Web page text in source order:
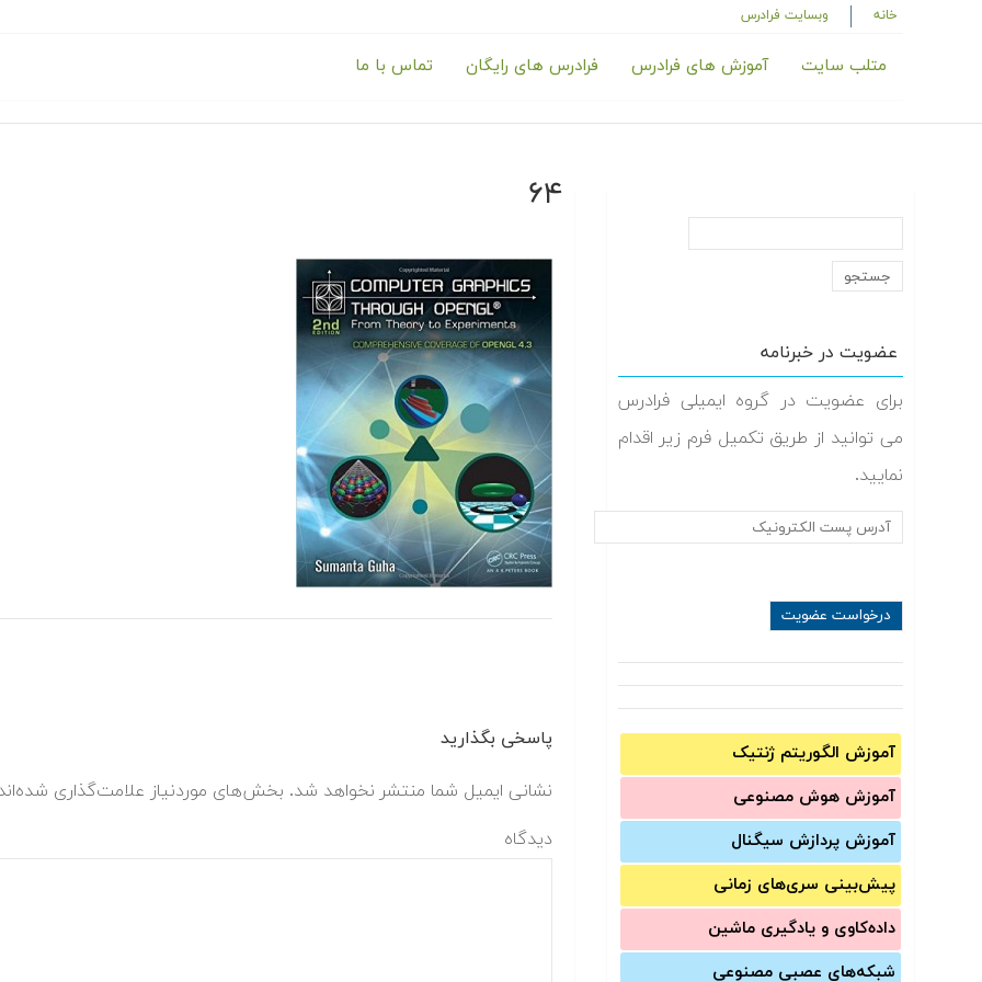
خانه وبسایت فرادرس
متلب سایت آموزش های فرادرس فرادرس های رایگان تماس با ما
عضویت در خبرنامه
برای عضویت در گروه ایمیلی فرادرس
می توانید از طریق تکمیل فرم زیر اقدام
نمایید.
آموزش الگوریتم ژنتیک
آموزش‌ هوش مصنوعی
آموزش‌ پردازش سیگنال
پیش‌‌بینی سری‌‌های زمانی
داده‌کاوی و یادگیری ماشین
شبکه‌های عصبی مصنوعی
۶۴
پاسخی بگذارید
نشانی ایمیل شما منتشر نخواهد شد. بخش‌های موردنیاز علامت‌گذاری
دیدگاه